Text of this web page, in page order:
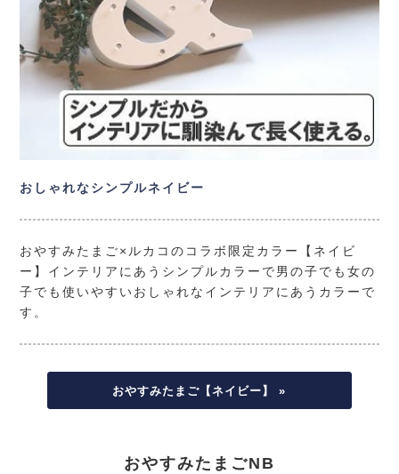
おしゃれなシンプルネイビー
おやすみたまご×ルカコのコラボ限定カラー【ネイビ
ー】インテリアにあうシンプルカラーで男の子でも女の
子でも使いやすいおしゃれなインテリアにあうカラーで
す。
おやすみたまご【ネイビー】 »
おやすみたまごNB